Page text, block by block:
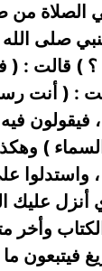
الصلاة من
صلى
؟ ) قالت :
: ( أنت
، فيقولون
)
واستدلوا
عليك
وأخر
فيتبعون ما